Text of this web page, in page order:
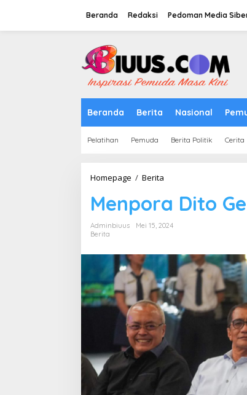
Beranda Redaksi Pedoman Media
Beranda Berita Nasional
Pelatihan Pemuda Berita Politik Cerita
Homepage / Berita
Gelar
Acara
Networking
Menpora Dito
Adminbiuus
Mei 15, 2024
Berita